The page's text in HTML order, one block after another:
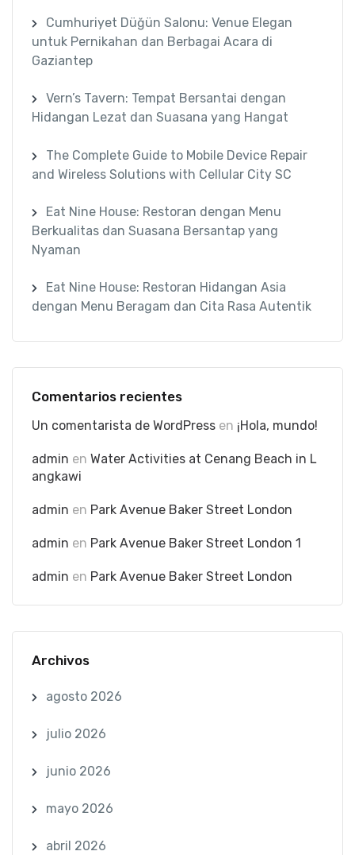
Cumhuriyet Düğün Salonu: Venue Elegan
untuk Pernikahan dan Berbagai Acara di
Gaziantep
Vern’s Tavern: Tempat Bersantai dengan
Hidangan Lezat dan Suasana yang Hangat
The Complete Guide to Mobile Device Repair
and Wireless Solutions with Cellular City SC
Eat Nine House: Restoran dengan Menu
Berkualitas dan Suasana Bersantap yang
Nyaman
Eat Nine House: Restoran Hidangan Asia
dengan Menu Beragam dan Cita Rasa Autentik
Comentarios recientes
Un comentarista de WordPress en ¡Hola, mundo!
admin en Water Activities at Cenang Beach in L
angkawi
admin en Park Avenue Baker Street London
admin en Park Avenue Baker Street London 1
admin en Park Avenue Baker Street London
Archivos
agosto 2026
julio 2026
junio 2026
mayo 2026
abril 2026